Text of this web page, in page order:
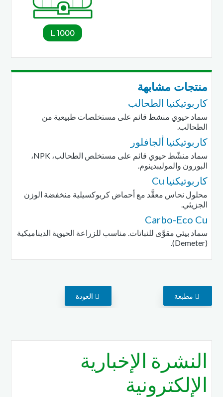
1000 L
منتجات مشابهة
كاربوتيكنيا الطحالب
سماد حيوي منشط قائم على مستخلصات طبيعية من
الطحالب.
كاربوتيكنيا ألجافلور
سماد منشّط حيوي قائم على مستخلص الطحالب، NPK،
البورون والموليبدينوم.
كاربوتيكنيا Cu
محلول نحاس معقَّد مع أحماض كربوكسيلية منخفضة الوزن
الجزيئي.
Carbo-Eco Cu
سماد بيئي مقوَّى للنباتات. مناسب للزراعة الحيوية الديناميكية
(Demeter).
العودة مطبعة
النشرة الإخبارية
الإلكترونية